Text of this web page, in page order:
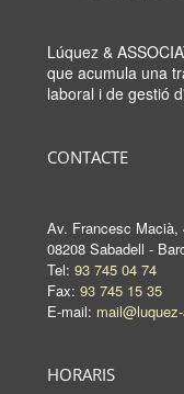
Lúquez &
que acumula una
laboral i de gestió
CONTACTE
Av. Francesc Macià,
08208 Sabadell -
Tel: 93 745 04 74
Fax: 93 745 15 35
E-mail:
HORARIS